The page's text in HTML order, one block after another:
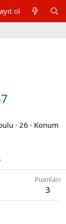
ol
· 26 · Konum
Puanları
3